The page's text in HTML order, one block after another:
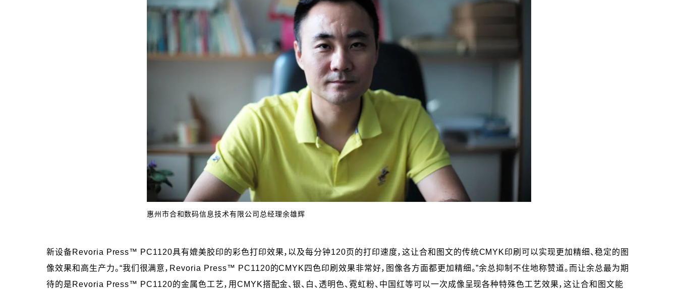
惠州市合和数码信息技术有限公司总经理余雄辉
新设备Revoria Press™ PC1120具有媲美胶印的彩色打印效果，以及每分钟120页的打印速度，这让合和图文的传统CMYK印刷可以实现更加精细、稳定的图
像效果和高生产力。“我们很满意，Revoria Press™ PC1120的CMYK四色印刷效果非常好，图像各方面都更加精细。”余总抑制不住地称赞道。而让余总最为期
待的是Revoria Press™ PC1120的金属色工艺，用CMYK搭配金、银、白、透明色、霓虹粉、中国红等可以一次成像呈现各种特殊色工艺效果，这让合和图文能